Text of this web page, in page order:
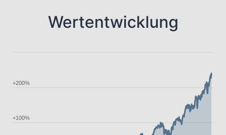
Wertentwicklung
+100%
+200%